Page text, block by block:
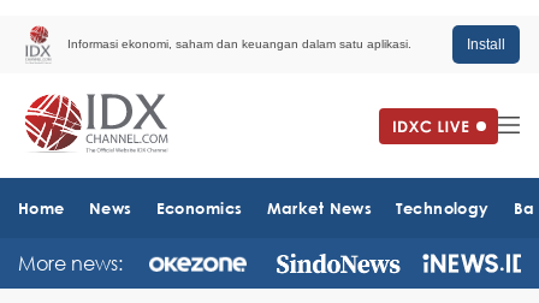
Informasi ekonomi, saham dan keuangan dalam satu aplikasi. Install
Home News Economics Market News Technology
More news: